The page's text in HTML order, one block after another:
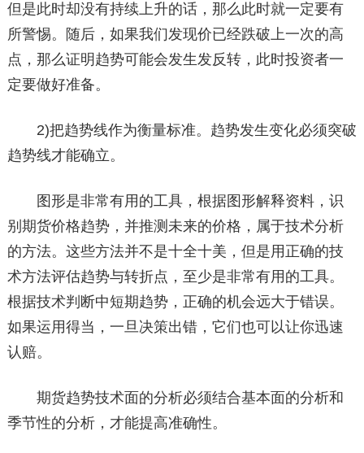
但是此时却没有持续上升的话，那么此时就一定要有
所警惕。随后，如果我们发现价已经跌破上一次的高
点，那么证明趋势可能会发生发反转，此时投资者一
定要做好准备。
2)把趋势线作为衡量标准。趋势发生变化必须突破
趋势线才能确立。
图形是非常有用的工具，根据图形解释资料，识
别期货价格趋势，并推测未来的价格，属于技术分析
的方法。这些方法并不是十全十美，但是用正确的技
术方法评估趋势与转折点，至少是非常有用的工具。
根据技术判断中短期趋势，正确的机会远大于错误。
如果运用得当，一旦决策出错，它们也可以让你迅速
认赔。
期货趋势技术面的分析必须结合基本面的分析和
季节性的分析，才能提高准确性。